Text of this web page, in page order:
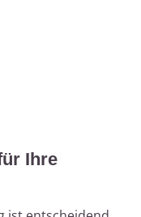
Ihre